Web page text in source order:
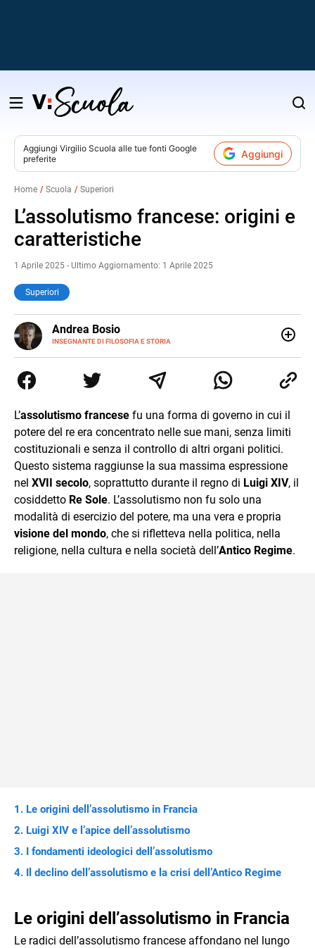
Salta
contenuto
Aggiungi Virgilio Scuola alle tue fonti Google
preferite
Aggiungi
Home Scuola Superiori
L’assolutismo francese: origini e
caratteristiche
1 Aprile 2025 - Ultimo Aggiornamento: 1 Aprile 2025
Superiori
Andrea Bosio
INSEGNANTE DI FILOSOFIA E STORIA
E-
MAIL
occupandosi di storia della comunicazione scientifica e di
storia della Chiesa. È dottorando presso la Facoltà
volume Giovani Minzoni terra incognita.
L’assolutismo francese fu una forma di governo in cui il
potere del re era concentrato nelle sue mani, senza limiti
costituzionali e senza il controllo di altri organi politici.
Questo sistema raggiunse la sua massima espressione
nel XVII secolo, soprattutto durante il regno di Luigi XIV, il
cosiddetto Re Sole. L’assolutismo non fu solo una
modalità di esercizio del potere, ma una vera e propria
visione del mondo, che si rifletteva nella politica, nella
religione, nella cultura e nella società dell’Antico Regime.
Le origini dell’assolutismo in Francia
Luigi XIV e l’apice dell’assolutismo
I fondamenti ideologici dell’assolutismo
Il declino dell’assolutismo e la crisi dell’Antico Regime
Le origini dell’assolutismo in Francia
Le radici dell’assolutismo francese affondano nel lungo